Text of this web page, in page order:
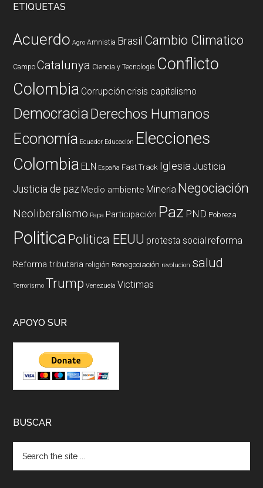
ETIQUETAS
Acuerdo Agro Amnistia Brasil Cambio Climatico
Campo Catalunya Ciencia y Tecnología Conflicto
Colombia Corrupción crisis capitalismo
DemocraciaDerechos Humanos
Economía Ecuador Educación Elecciones
Colombia ELN España Fast Track Iglesia Justicia
Justicia de paz Medio ambiente Mineria Negociación
Neoliberalismo Papa Participación Paz PND Pobreza
PoliticaPolitica EEUU protesta social reforma
Reforma tributaria religión Renegociación revolucion salud
Terrorismo Trump Venezuela Victimas
APOYO SUR
BUSCAR